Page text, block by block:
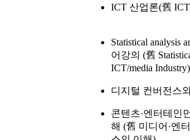
ICT 산업론(舊
Statistical analysis
어강의 (舊
ICT/media
디지털 컨버전스
콘텐츠·엔터테인
해 (舊 미디어·엔